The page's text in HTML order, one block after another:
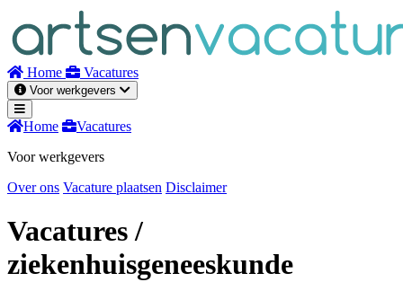
inhoud
Home Vacatures
Voor werkgevers
Home
Vacatures
Voor werkgevers
Over ons Vacature plaatsen Disclaimer
Vacatures/
ziekenhuisgeneeskunde